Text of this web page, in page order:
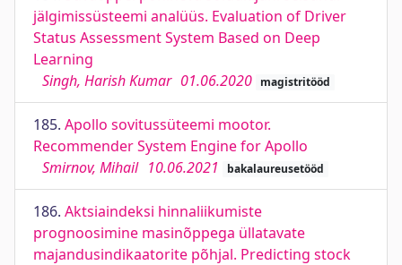
jälgimissüsteemi analüüs. Evaluation of Driver
Status Assessment System Based on Deep
Learning
Singh, Harish Kumar 01.06.2020 magistritööd
185. Apollo sovitussüteemi mootor.
Recommender System Engine for Apollo
Smirnov, Mihail 10.06.2021 bakalaureusetööd
186. Aktsiaindeksi hinnaliikumiste
prognoosimine masinõppega üllatavate
majandusindikaatorite põhjal. Predicting stock